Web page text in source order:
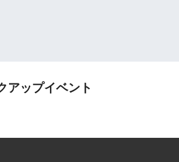
アップイベント